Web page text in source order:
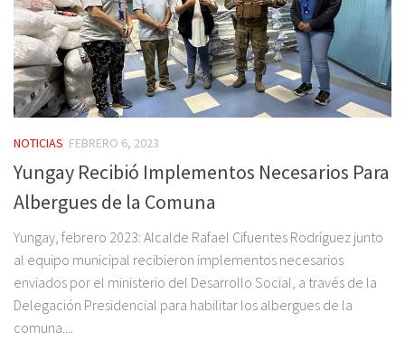
NOTICIAS FEBRERO 6, 2023
Yungay Recibió Implementos Necesarios Para
Albergues de la Comuna
Yungay, febrero 2023: Alcalde Rafael Cifuentes Rodríguez junto
al equipo municipal recibieron implementos necesarios
enviados por el ministerio del Desarrollo Social, a través de la
Delegación Presidencial para habilitar los albergues de la
comuna....